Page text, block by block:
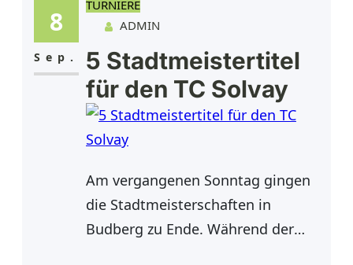
Dunkelheit unter Flutlicht hinein
gespielt. Die letzten Spiele laufen
am Samstag, 17.09.2016 ab 12.00
Uhr. Im Anschluss an den letzten
Ballwechsel
8
Sep.
TURNIERE
ADMIN
5 Stadtmeistertitel
für den TC Solvay
Am vergangenen Sonntag gingen
die Stadtmeisterschaften in
Budberg zu Ende. Während der